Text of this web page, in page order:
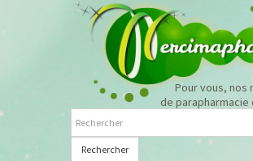
Pour vous, nos
de
Rechercher